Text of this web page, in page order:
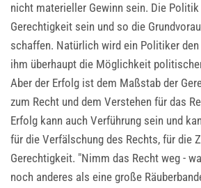
nicht materieller Gewinn sein. Die
Gerechtigkeit sein und so die
schaffen. Natürlich wird ein Politiker
ihm überhaupt die Möglichkeit
Aber der Erfolg ist dem Maßstab der
zum Recht und dem Verstehen für das
Erfolg kann auch Verführung sein und
für die Verfälschung des Rechts, für die
Gerechtigkeit. "Nimm das Recht weg -
noch anderes als eine große